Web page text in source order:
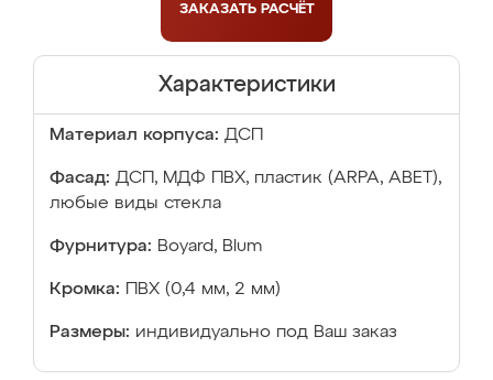
ЗАКАЗАТЬ РАСЧЁТ
Характеристики
Материал корпуса: ДСП
Фасад: ДСП, МДФ ПВХ, пластик (ARPA, ABET),
любые виды стекла
Фурнитура: Boyard, Blum
Кромка: ПВХ (0,4 мм, 2 мм)
Размеры: индивидуально под Ваш заказ